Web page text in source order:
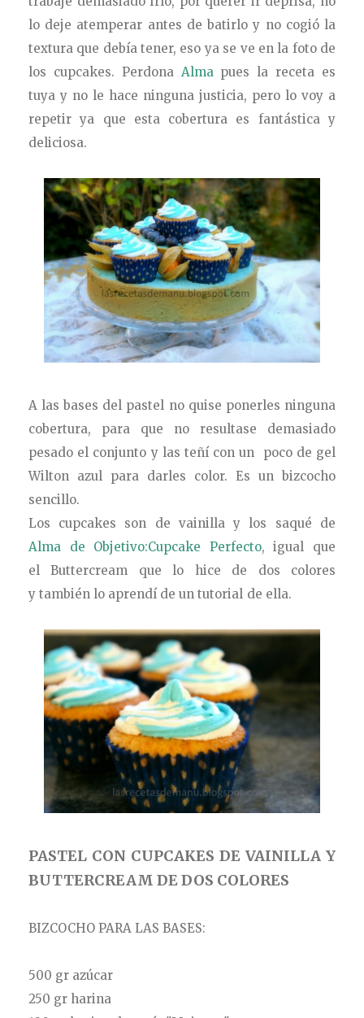
lo deje atemperar antes de batirlo y no cogió la
textura que debía tener, eso ya se ve en la foto de
los cupcakes. Perdona Almapues la receta es
tuya y no le hace ninguna justicia, pero lo voy a
repetir ya que esta cobertura es fantástica y
deliciosa.
A las bases del pastel no quise ponerles ninguna
cobertura, para que no resultase demasiado
pesado el conjunto y las teñí con un poco de gel
Wilton azul para darles color. Es un bizcocho
sencillo.
Los cupcakes son de vainilla y los saqué de
Alma de Objetivo:Cupcake Perfecto, igual que
el Buttercream que lo hice de dos colores
y también lo aprendí de un tutorial de ella.
PASTEL CON CUPCAKES DE VAINILLA Y
BUTTERCREAM DE DOS COLORES
BIZCOCHO PARA LAS BASES:
500 gr azúcar
250 gr harina